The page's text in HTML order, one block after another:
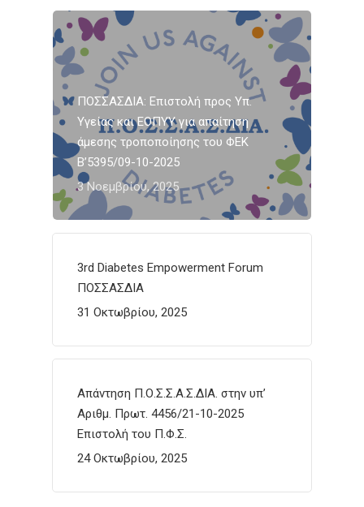
ΠΟΣΣΑΣΔΙΑ: Επιστολή προς Υπ.
Υγείας και ΕΟΠΥΥ για απαίτηση
άμεσης τροποποίησης του ΦΕΚ
Β’5395/09-10-2025
3 Νοεμβρίου, 2025
3rd Diabetes Empowerment Forum
ΠΟΣΣΑΣΔΙΑ
31 Οκτωβρίου, 2025
Απάντηση Π.Ο.Σ.Σ.Α.Σ.ΔΙΑ. στην υπ’
Αριθμ. Πρωτ. 4456/21-10-2025
Επιστολή του Π.Φ.Σ.
24 Οκτωβρίου, 2025